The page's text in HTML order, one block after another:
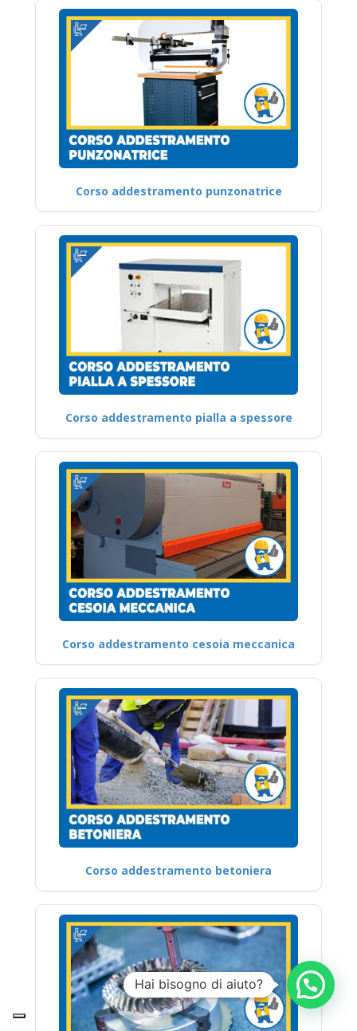
Corso addestramento punzonatrice
Corso addestramento pialla a spessore
Corso addestramento cesoia meccanica
Corso addestramento betoniera
Hai bisogno di aiuto?